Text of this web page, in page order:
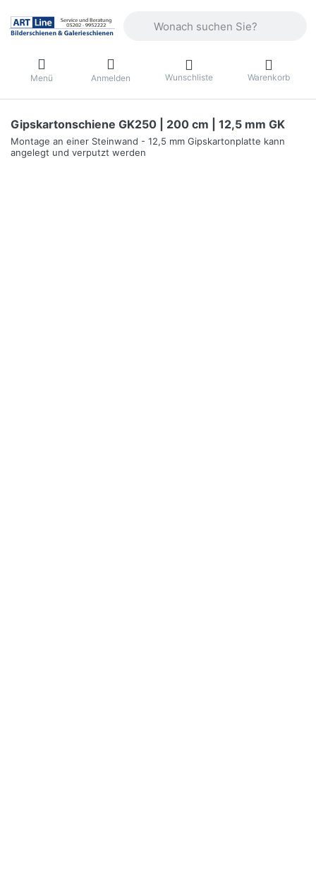
Menü Anmelden Wunschliste Warenkorb
Gipskartonschiene GK250 | 200 cm | 12,5 mm GK
Montage an einer Steinwand - 12,5 mm Gipskartonplatte kann
angelegt und verputzt werden